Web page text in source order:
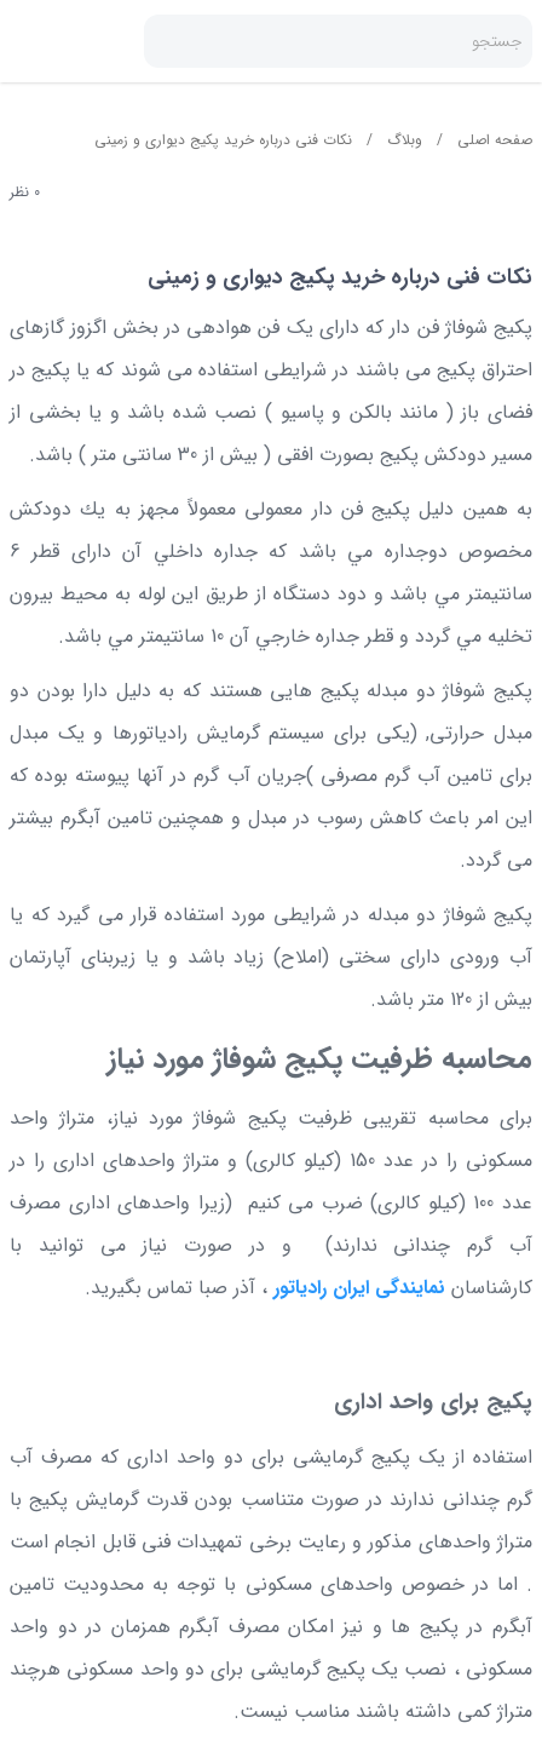
جستجو
صفحه اصلی / وبلاگ / نکات فنی درباره خرید پکیج دیواری و زمینی
نکات فنی درباره خرید پکیج دیواری و زمینی
0 نظر
پکیج شوفاژ فن دار که دارای یک فن هوادهی در بخش اگزوز گازهای
احتراق پکیج می باشند در شرایطی استفاده می شوند که یا پکیج در
فضای باز ( مانند بالکن و پاسیو ) نصب شده باشد و یا بخشی از
مسیر دودکش پکیج بصورت افقی ( بیش از 30 سانتی متر ) باشد.
به همين دليل پکیج فن دار معمولی معمولاً مجهز به يك دودكش
مخصوص دوجداره مي باشد كه جداره داخلي آن دارای قطر 6
سانتيمتر مي باشد و دود دستگاه از طريق اين لوله به محيط بيرون
تخليه مي گردد و قطر جداره خارجي آن 10 سانتيمتر مي باشد.
پکیج شوفاژ دو مبدله پکیج هایی هستند که به دلیل دارا بودن دو
مبدل حرارتی, (یکی برای سیستم گرمایش رادیاتورها و یک مبدل
برای تامین آب گرم مصرفی )جریان آب گرم در آنها پیوسته بوده که
این امر باعث کاهش رسوب در مبدل و همچنین تامین آبگرم بیشتر
می گردد.
پکیج شوفاژ دو مبدله در شرایطی مورد استفاده قرار می گیرد که یا
آب ورودی دارای سختی (املاح) زیاد باشد و یا زیربنای آپارتمان
بیش از 120 متر باشد.
محاسبه ظرفیت پکيج شوفاژ مورد نیاز
برای محاسبه تقریبی ظرفیت پکيج شوفاژ مورد نیاز، متراژ واحد
مسکونی را در عدد 150 (کیلو کالری) و متراژ واحدهای اداری را در
عدد 100 (کیلو کالری) ضرب می کنیم (زیرا واحدهای اداری مصرف
آب گرم چندانی ندارند) و در صورت نیاز می توانید با
کارشناسان نمایندگی ایران رادیاتور ، آذر صبا تماس بگیرید.
پکیج برای واحد اداری
استفاده از یک پکیج گرمایشی برای دو واحد اداری که مصرف آب
گرم چندانی ندارند در صورت متناسب بودن قدرت گرمایش پکيج با
متراژ واحدهای مذکور و رعایت برخی تمهیدات فنی قابل انجام است
. اما در خصوص واحدهای مسکونی با توجه به محدودیت تامین
آبگرم در پکیج ها و نیز امکان مصرف آبگرم همزمان در دو واحد
مسکونی ، نصب یک پکيج گرمایشی برای دو واحد مسکونی هرچند
متراژ کمی داشته باشند مناسب نیست.